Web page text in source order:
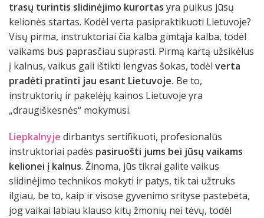
trasų turintis slidinėjimo kurortas yra puikus jūsų
kelionės startas. Kodėl verta pasipraktikuoti Lietuvoje?
Visų pirma, instruktoriai čia kalba gimtąja kalba, todėl
vaikams bus paprasčiau suprasti. Pirmą kartą užsikėlus
į kalnus, vaikus gali ištikti lengvas šokas, todėl verta
pradėti pratinti jau esant Lietuvoje. Be to,
instruktorių ir pakelėjų kainos Lietuvoje yra
„draugiškesnės“ mokymusi.
Liepkalnyje dirbantys sertifikuoti, profesionalūs
instruktoriai padės pasiruošti jums bei jūsų vaikams
kelionei į kalnus. Žinoma, jūs tikrai galite vaikus
slidinėjimo technikos mokyti ir patys, tik tai užtruks
ilgiau, be to, kaip ir visose gyvenimo srityse pastebėta,
jog vaikai labiau klauso kitų žmonių nei tėvų, todėl